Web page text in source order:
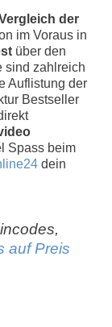
der
im Voraus in
über den
sind zahlreich
Auflistung der
Bestseller
Spass beim
dein
auf Preis